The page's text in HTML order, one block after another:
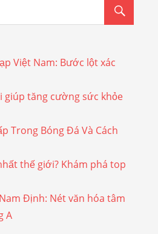
Việt Nam: Bước lột xác
giúp tăng cường sức khỏe
Trong Bóng Đá Và Cách
thế giới? Khám phá top
Định: Nét văn hóa tâm
A